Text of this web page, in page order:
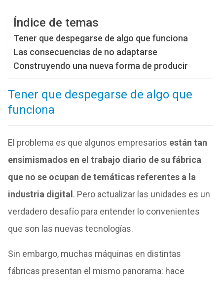
Índice de temas
Tener que despegarse de algo que funciona
Las consecuencias de no adaptarse
Construyendo una nueva forma de producir
Tener que despegarse de algo que
funciona
El problema es que algunos empresarios están tan
ensimismados en el trabajo diario de su fábrica
que no se ocupan de temáticas referentes a la
industria digital . Pero actualizar las unidades es un
verdadero desafío para entender lo convenientes
que son las nuevas tecnologías.
Sin embargo, muchas máquinas en distintas
fábricas presentan el mismo panorama: hace